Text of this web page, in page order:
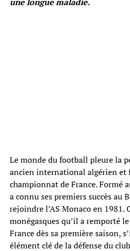
Le monde du football pleure la
ancien international algérien et
championnat de France. Formé
a connu ses premiers succès au
rejoindre l’AS Monaco en 1981.
monégasques qu’il a remporté
France dès sa première saison,
élément clé de la défense du